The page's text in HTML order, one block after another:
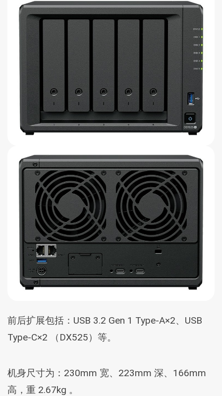
前后扩展包括：USB 3.2 Gen 1 Type-A×2、USB
Type-C×2 （DX525）等。
机身尺寸为：230mm 宽、223mm 深、166mm
高，重 2.67kg 。